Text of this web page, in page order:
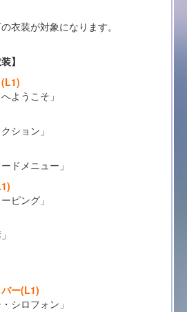
衣装が対象になります。
】
ようこそ」
ション」
ドメニュー」
ピング」
ー(L1)
シロフォン」